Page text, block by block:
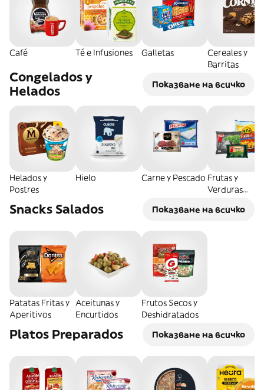
Café Té e Infusiones Galletas
Cereales y
Barritas
Congelados y
Helados
Показване на всичко
Helados y
Postres
Hielo Carne y Pescado Frutas y
Verduras
Snacks Salados Показване на всичко
Patatas Fritas y
Aperitivos
Aceitunas y
Encurtidos
Frutos Secos y
Deshidratados
Platos Preparados Показване на всичко